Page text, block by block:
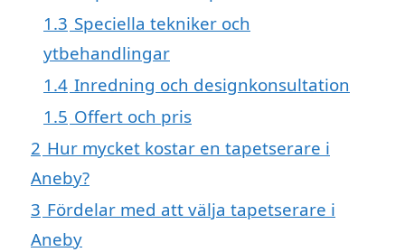
1.3 Speciella tekniker och
ytbehandlingar
1.4 Inredning och designkonsultation
1.5 Offert och pris
2 Hur mycket kostar en tapetserare i
Aneby?
3 Fördelar med att välja tapetserare i
Aneby